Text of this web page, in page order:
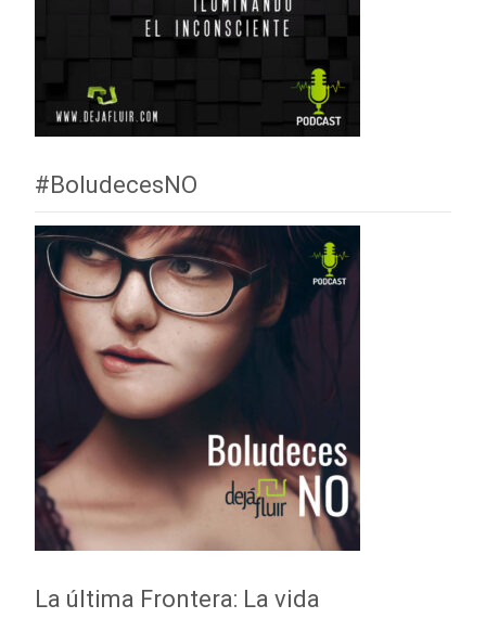
#BoludecesNO
La última Frontera: La vida